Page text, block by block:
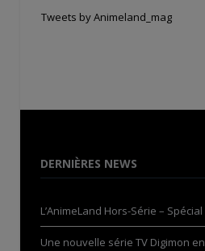
Tweets by Animeland_mag
DERNIÈRES NEWS
L’AnimeLand Hors-Série –
Une nouvelle série TV Digimon